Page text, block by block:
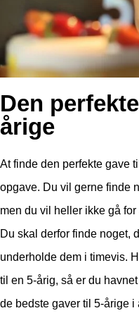
Den
årige
At finde den perfekte gave
opgave. Du vil gerne finde
men du vil heller ikke gå
Du skal derfor finde noget,
underholde dem i timevis.
til en 5-årig, så er du
de bedste gaver til 5-årige